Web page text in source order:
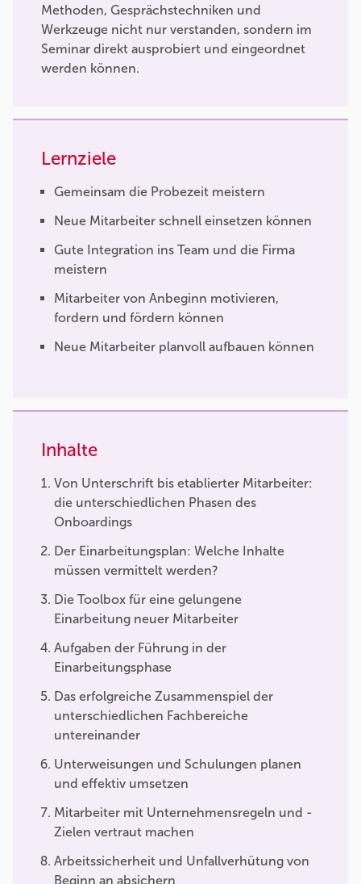
Methoden, Gesprächstechniken und
Werkzeuge nicht nur verstanden, sondern im
Seminar direkt ausprobiert und eingeordnet
werden können.
Lernziele
Gemeinsam die Probezeit meistern
Neue Mitarbeiter schnell einsetzen können
Gute Integration ins Team und die Firma
meistern
Mitarbeiter von Anbeginn motivieren,
fordern und fördern können
Neue Mitarbeiter planvoll aufbauen können
Inhalte
Von Unterschrift bis etablierter Mitarbeiter:
die unterschiedlichen Phasen des
Onboardings
Der Einarbeitungsplan: Welche Inhalte
müssen vermittelt werden?
Die Toolbox für eine gelungene
Einarbeitung neuer Mitarbeiter
Aufgaben der Führung in der
Einarbeitungsphase
Das erfolgreiche Zusammenspiel der
unterschiedlichen Fachbereiche
untereinander
Unterweisungen und Schulungen planen
und effektiv umsetzen
Mitarbeiter mit Unternehmensregeln und -
Zielen vertraut machen
Arbeitssicherheit und Unfallverhütung von
Beginn an absichern